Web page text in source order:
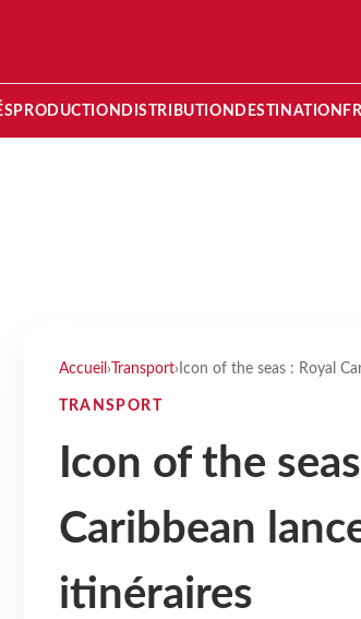
PRODUCTION DISTRIBUTION DESTINATION
Accueil › Transport› Icon of the seas : Royal
TRANSPORT
Icon of the
Caribbean
itinéraires